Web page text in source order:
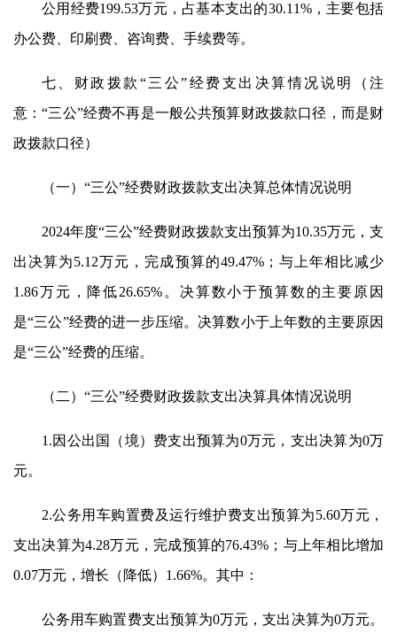
公用经费199.53万元，占基本支出的30.11%，主要包括
办公费、印刷费、咨询费、手续费等。
七、财政拨款“三公”经费支出决算情况说明（注
意：“三公”经费不再是一般公共预算财政拨款口径，而是财
政拨款口径）
（一）“三公”经费财政拨款支出决算总体情况说明
2024年度“三公”经费财政拨款支出预算为10.35万元，支
出决算为5.12万元，完成预算的49.47%；与上年相比减少
1.86万元，降低26.65%。决算数小于预算数的主要原因
是“三公”经费的进一步压缩。决算数小于上年数的主要原因
是“三公”经费的压缩。
（二）“三公”经费财政拨款支出决算具体情况说明
1.因公出国（境）费支出预算为0万元，支出决算为0万
元。
2.公务用车购置费及运行维护费支出预算为5.60万元，
支出决算为4.28万元，完成预算的76.43%；与上年相比增加
0.07万元，增长（降低）1.66%。其中：
公务用车购置费支出预算为0万元，支出决算为0万元。